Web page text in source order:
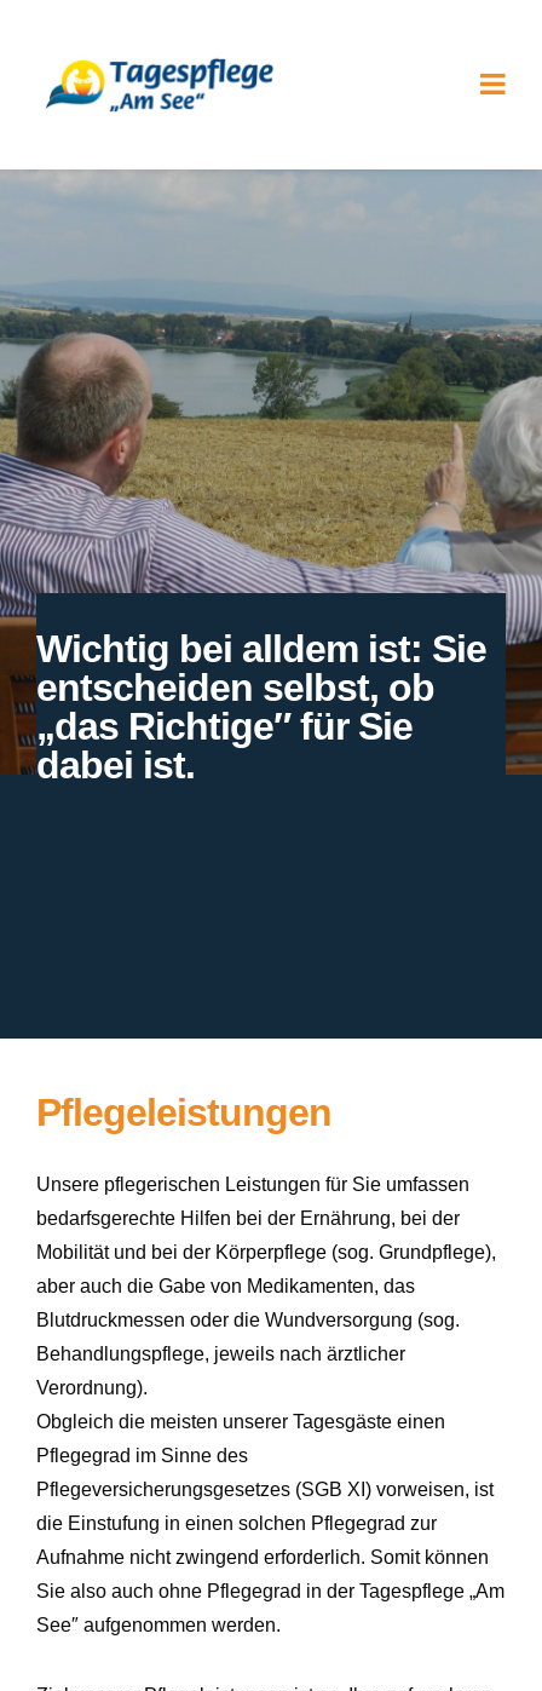
Wichtig bei alldem ist: Sie
entscheiden selbst, ob
„das Richtige″ für Sie
dabei ist.
Pflegeleistungen
Unsere pflegerischen Leistungen für Sie umfassen
bedarfsgerechte Hilfen bei der Ernährung, bei der
Mobilität und bei der Körperpflege (sog. Grundpflege),
aber auch die Gabe von Medikamenten, das
Blutdruckmessen oder die Wundversorgung (sog.
Behandlungspflege, jeweils nach ärztlicher
Verordnung).
Obgleich die meisten unserer Tagesgäste einen
Pflegegrad im Sinne des
Pflegeversicherungsgesetzes (SGB XI) vorweisen, ist
die Einstufung in einen solchen Pflegegrad zur
Aufnahme nicht zwingend erforderlich. Somit können
Sie also auch ohne Pflegegrad in der Tagespflege „Am
See″ aufgenommen werden.